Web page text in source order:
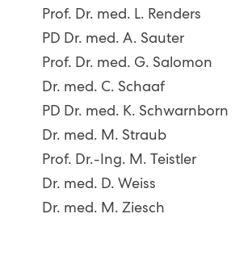
Prof. Dr. med. L. Renders
PD Dr. med. A. Sauter
Prof. Dr. med. G. Salomon
Dr. med. C. Schaaf
PD Dr. med. K. Schwarnborn
Dr. med. M. Straub
Prof. Dr.-Ing. M. Teistler
Dr. med. D. Weiss
Dr. med. M. Ziesch